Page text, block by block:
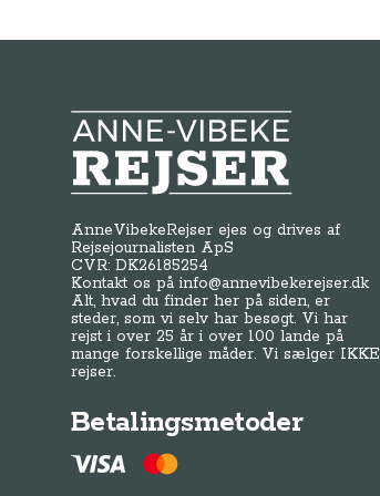
Anne-Vibeke Rejser
AnneVibekeRejser ejes og drives af
Rejsejournalisten ApS
CVR: DK26185254
Kontakt os påinfo@annevibekerejser.dk
Alt, hvad du finder her på siden, er
steder, som vi selv har besøgt. Vi har
rejst i over 25 år i over 100 lande på
mange forskellige måder. Vi sælger IKKE
rejser.
Betalingsmetoder